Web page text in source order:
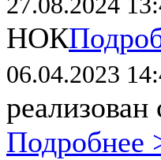
НОК
06.04.2023
Подробнее